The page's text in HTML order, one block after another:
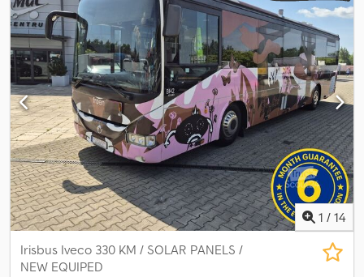
1 / 14
Irisbus Iveco 330 KM / SOLAR PANELS /
NEW EQUIPED